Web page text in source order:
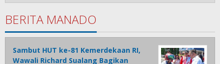
BERITA MANADO
Sambut HUT ke-81 Kemerdekaan RI,
Wawali Richard Sualang Bagikan